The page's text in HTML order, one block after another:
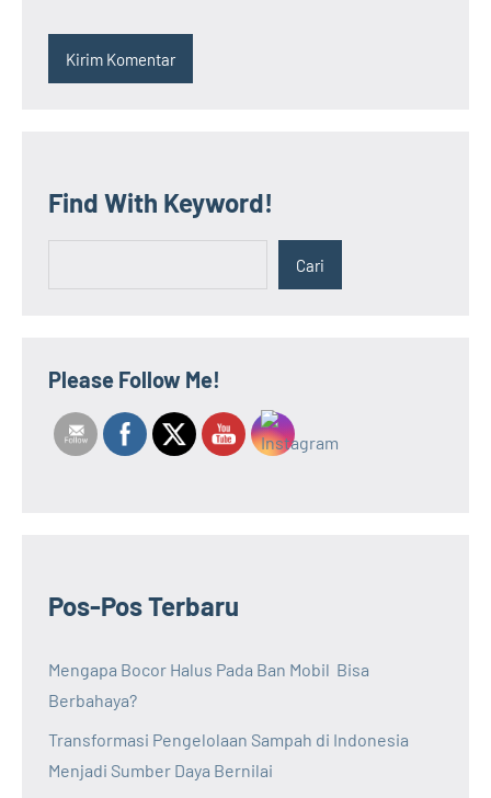
Find With Keyword!
Cari
Please Follow Me!
Pos-Pos Terbaru
Mengapa Bocor Halus Pada Ban Mobil Bisa
Berbahaya?
Transformasi Pengelolaan Sampah di Indonesia
Menjadi Sumber Daya Bernilai